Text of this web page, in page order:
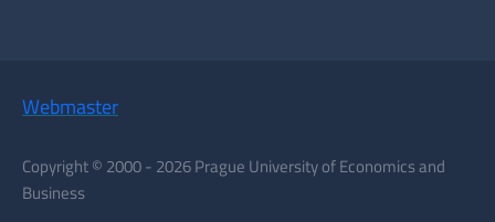
Webmaster
Copyright © 2000 - 2026 Prague University of Economics and
Business